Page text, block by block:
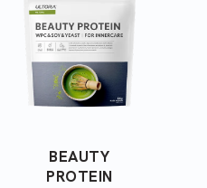
BEAUTY
PROTEIN